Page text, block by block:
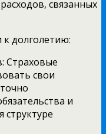
связанных
к долголетию:
Страховые
свои
и